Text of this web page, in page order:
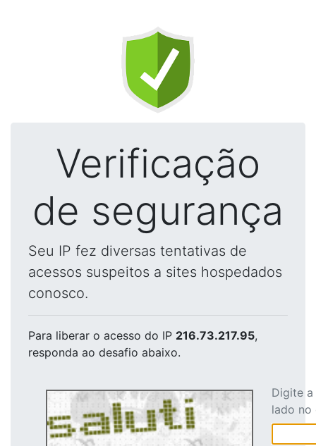
Verificação
de segurança
Seu IP fez diversas tentativas de
acessos suspeitos a sites hospedados
conosco.
Para liberar o acesso do IP 216.73.217.95,
responda ao desafio abaixo.
Digite
lado no